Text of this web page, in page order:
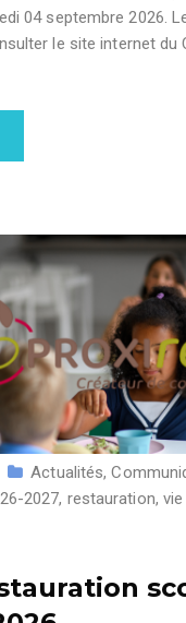
04 septembre 2026.
le site internet du
Actualités,
2027, restauration,